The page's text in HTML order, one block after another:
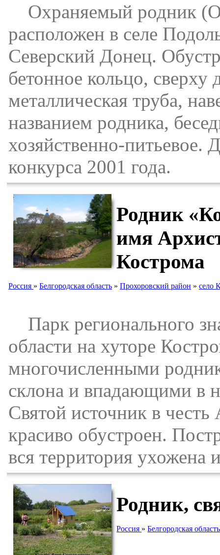
Охраняемый родник
расположен в селе
Северский Донец.
бетонное кольцо,
металлическая труба,
названием родника,
хозяйственно-питьевое.
конкурса 2001 года.
Родник
имя
Кострома
Россия » Белгородская область » Прохоровский район » село
Парк регионального
области на хуторе
многочисленными
склона и впадающими в
Святой источник в
красиво обустроен.
вся территория ухожена
Родник,
Россия »Белгородская область